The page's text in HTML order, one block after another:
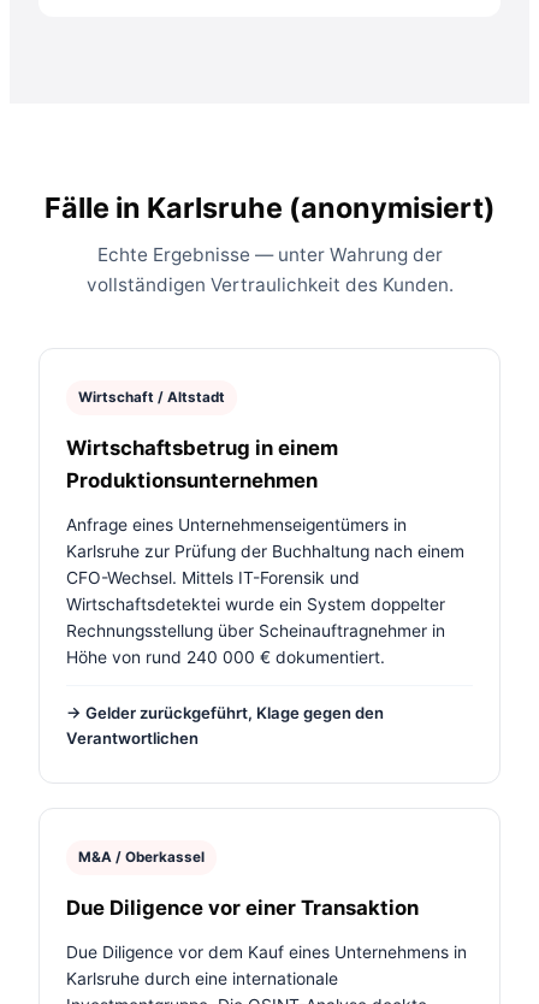
Fälle in Karlsruhe (anonymisiert)
Echte Ergebnisse — unter Wahrung der
vollständigen Vertraulichkeit des Kunden.
Wirtschaft / Altstadt
Wirtschaftsbetrug in einem
Produktionsunternehmen
Anfrage eines Unternehmenseigentümers in
Karlsruhe zur Prüfung der Buchhaltung nach einem
CFO-Wechsel. Mittels IT-Forensik und
Wirtschaftsdetektei wurde ein System doppelter
Rechnungsstellung über Scheinauftragnehmer in
Höhe von rund 240 000 € dokumentiert.
→ Gelder zurückgeführt, Klage gegen den
Verantwortlichen
M&A / Oberkassel
Due Diligence vor einer Transaktion
Due Diligence vor dem Kauf eines Unternehmens in
Karlsruhe durch eine internationale